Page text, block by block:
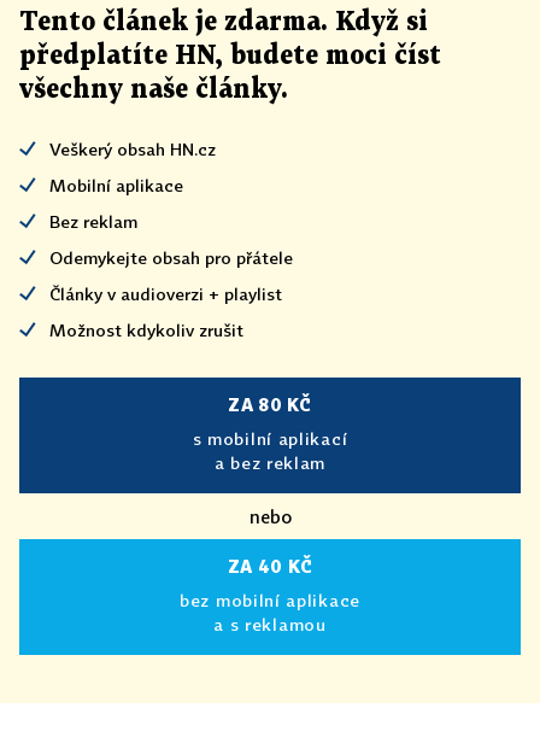
Tento článek je zdarma. Když si
předplatíte HN, budete moci číst
všechny naše články.
Veškerý obsah HN.cz
Mobilní aplikace
Bez reklam
Odemykejte obsah pro přátele
Články v audioverzi + playlist
Možnost kdykoliv zrušit
ZA 80 KČ
s mobilní aplikací
a bez reklam
nebo
ZA 40 KČ
bez mobilní aplikace
a s reklamou